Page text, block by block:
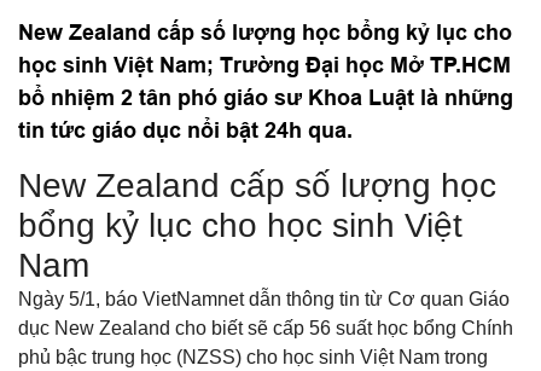
New Zealand cấp số lượng học bổng kỷ lục cho
học sinh Việt Nam; Trường Đại học Mở TP.HCM
bổ nhiệm 2 tân phó giáo sư Khoa Luật là những
tin tức giáo dục nổi bật 24h qua.
New Zealand cấp số lượng học
bổng kỷ lục cho học sinh Việt
Nam
Ngày 5/1, báo VietNamnet dẫn thông tin từ Cơ quan Giáo
dục New Zealand cho biết sẽ cấp 56 suất học bổng Chính
phủ bậc trung học (NZSS) cho học sinh Việt Nam trong